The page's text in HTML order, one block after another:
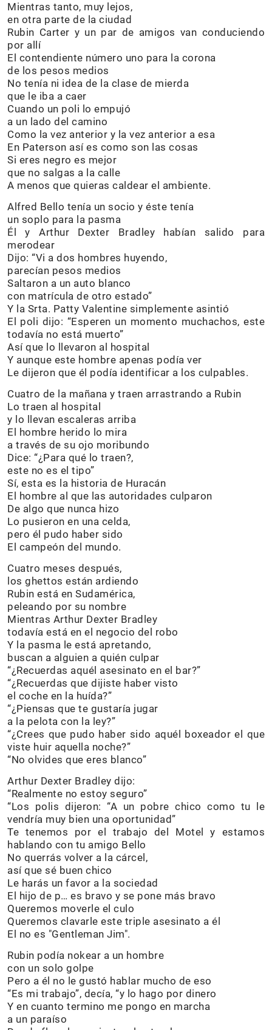
Mientras tanto, muy lejos,
en otra parte de la ciudad
Rubin Carter y un par de amigos van conduciendo
por allí
El contendiente número uno para la corona
de los pesos medios
No tenía ni idea de la clase de mierda
que le iba a caer
Cuando un poli lo empujó
a un lado del camino
Como la vez anterior y la vez anterior a esa
En Paterson así es como son las cosas
Si eres negro es mejor
que no salgas a la calle
A menos que quieras caldear el ambiente.
Alfred Bello tenía un socio y éste tenía
un soplo para la pasma
Él y Arthur Dexter Bradley habían salido para
merodear
Dijo: “Vi a dos hombres huyendo,
parecían pesos medios
Saltaron a un auto blanco
con matrícula de otro estado”
Y la Srta. Patty Valentine simplemente asintió
El poli dijo: “Esperen un momento muchachos, este
todavía no está muerto”
Así que lo llevaron al hospital
Y aunque este hombre apenas podía ver
Le dijeron que él podía identificar a los culpables.
Cuatro de la mañana y traen arrastrando a Rubin
Lo traen al hospital
y lo llevan escaleras arriba
El hombre herido lo mira
a través de su ojo moribundo
Dice: “¿Para qué lo traen?,
este no es el tipo”
Sí, esta es la historia de Huracán
El hombre al que las autoridades culparon
De algo que nunca hizo
Lo pusieron en una celda,
pero él pudo haber sido
El campeón del mundo.
Cuatro meses después,
los ghettos están ardiendo
Rubin está en Sudamérica,
peleando por su nombre
Mientras Arthur Dexter Bradley
todavía está en el negocio del robo
Y la pasma le está apretando,
buscan a alguien a quién culpar
“¿Recuerdas aquél asesinato en el bar?”
“¿Recuerdas que dijiste haber visto
el coche en la huída?”
“¿Piensas que te gustaría jugar
a la pelota con la ley?”
“¿Crees que pudo haber sido aquél boxeador el que
viste huir aquella noche?”
“No olvides que eres blanco”
Arthur Dexter Bradley dijo:
“Realmente no estoy seguro”
“Los polis dijeron: “A un pobre chico como tu le
vendría muy bien una oportunidad”
Te tenemos por el trabajo del Motel y estamos
hablando con tu amigo Bello
No querrás volver a la cárcel,
así que sé buen chico
Le harás un favor a la sociedad
El hijo de p… es bravo y se pone más bravo
Queremos moverle el culo
Queremos clavarle este triple asesinato a él
El no es "Gentleman Jim".
Rubin podía nokear a un hombre
con un solo golpe
Pero a él no le gustó hablar mucho de eso
“Es mi trabajo”, decía, “y lo hago por dinero
Y en cuanto termino me pongo en marcha
a un paraíso